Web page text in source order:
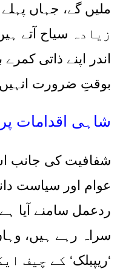
ملیں گے، جہاں
زیادہ سیاح آتے
اندر اپنے ذاتی
بوقتِ ضرورت
شاہی اقدامات
شفافیت کی جانب
عوام اور سیاست
ردعمل سامنے آیا
سراہ رہے ہیں،
‘ریپبلک‘ کے چیف